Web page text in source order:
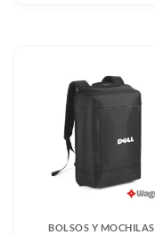
BOLSOS Y MOCHILAS